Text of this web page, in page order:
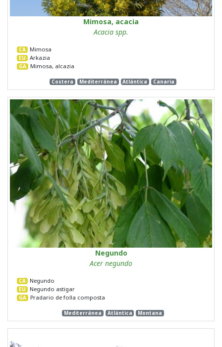
Mimosa, acacia
Acacia spp.
CA Mimosa
EU Arkazia
GA Mimosa, alcazia
Costera Mediterránea Atlántica Canaria
Negundo
Acer negundo
CA Negundo
EU Negundo astigar
GA Pradario de folla composta
Mediterránea Atlántica Montana